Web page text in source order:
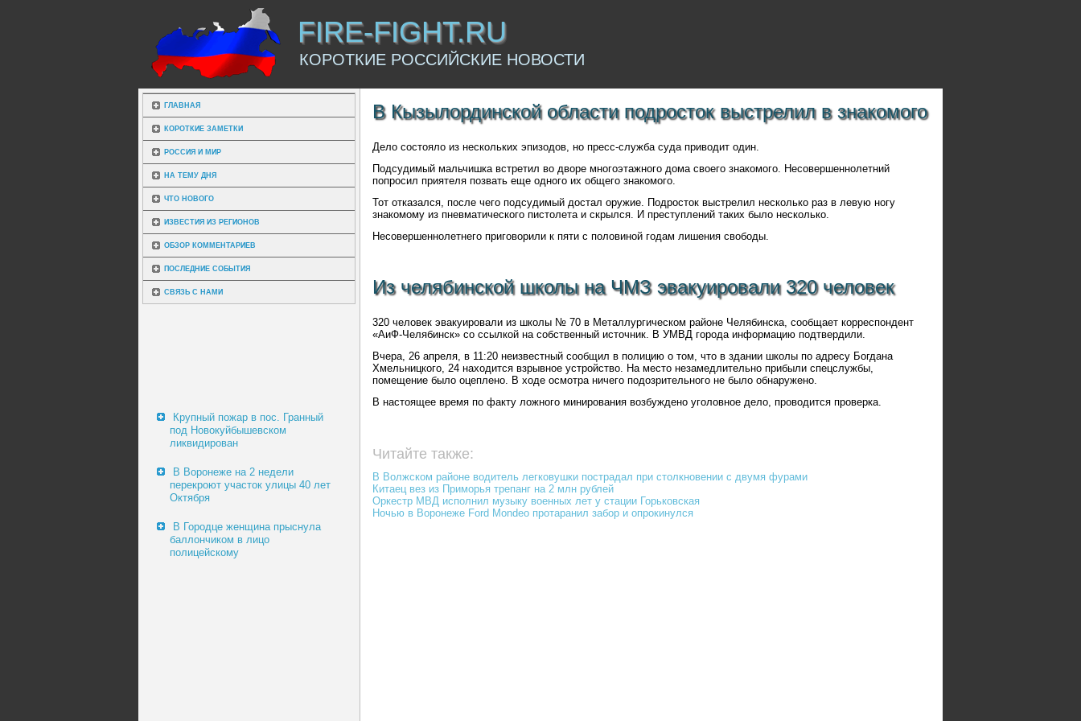
FIRE-FIGHT.RU
КОРОТКИЕ РОССИЙСКИЕ НОВОСТИ
ГЛАВНАЯ
КОРОТКИЕ ЗАМЕТКИ
РОССИЯ И МИР
НА ТЕМУ ДНЯ
ЧТО НОВОГО
ИЗВЕСТИЯ ИЗ РЕГИОНОВ
ОБЗОР КОММЕНТАРИЕВ
ПОСЛЕДНИЕ СОБЫТИЯ
СВЯЗЬ С НАМИ
Крупный пожар в пос. Гранный
под Новокуйбышевском
ликвидирован
В Воронеже на 2 недели
перекроют участок улицы 40 лет
Октября
В Городце женщина прыснула
баллончиком в лицо
полицейскому
В Кызылординской области подросток выстрелил в знакомого
Дело состояло из нескольких эпизодов, но пресс-служба суда приводит один.
Подсудимый мальчишка встретил во дворе многоэтажного дома своего знакомого. Несовершеннолетний
попросил приятеля позвать еще одного их общего знакомого.
Тот отказался, после чего подсудимый достал оружие. Подросток выстрелил несколько раз в левую ногу
знакомому из пневматического пистолета и скрылся. И преступлений таких было несколько.
Несовершеннолетнего приговорили к пяти с половиной годам лишения свободы.
Из челябинской школы на ЧМЗ эвакуировали 320 человек
320 человек эвакуировали из школы № 70 в Металлургическом районе Челябинска, сообщает корреспондент
«АиФ-Челябинск» со ссылкой на собственный источник. В УМВД города информацию подтвердили.
Вчера, 26 апреля, в 11:20 неизвестный сообщил в полицию о том, что в здании школы по адресу Богдана
Хмельницкого, 24 находится взрывное устройство. На место незамедлительно прибыли спецслужбы,
помещение было оцеплено. В ходе осмотра ничего подозрительного не было обнаружено.
В настоящее время по факту ложного минирования возбуждено уголовное дело, проводится проверка.
Читайте также:
В Волжском районе водитель легковушки пострадал при столкновении с двумя фурами
Китаец вез из Приморья трепанг на 2 млн рублей
Оркестр МВД исполнил музыку военных лет у стации Горьковская
Ночью в Воронеже Ford Mondeo протаранил забор и опрокинулся